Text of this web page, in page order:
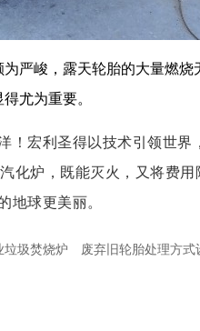
严峻，露天轮胎的大量燃
尤为重要。
！宏利圣得以技术引领世
化炉，既能灭火，又将费
地球更美丽。
垃圾焚烧炉
废弃旧轮胎处理方式